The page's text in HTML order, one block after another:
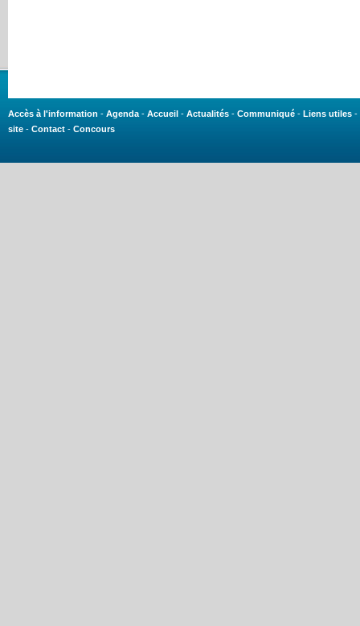
Accès à l'information - Agenda - Accueil - Actualités - Communiqué - Liens utiles -
site - Contact - Concours